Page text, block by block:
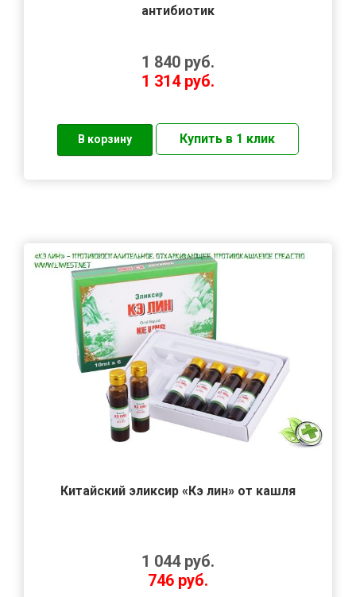
антибиотик
1 840 руб.
1 314 руб.
Китайский эликсир «Кэ лин» от кашля
1 044 руб.
746 руб.